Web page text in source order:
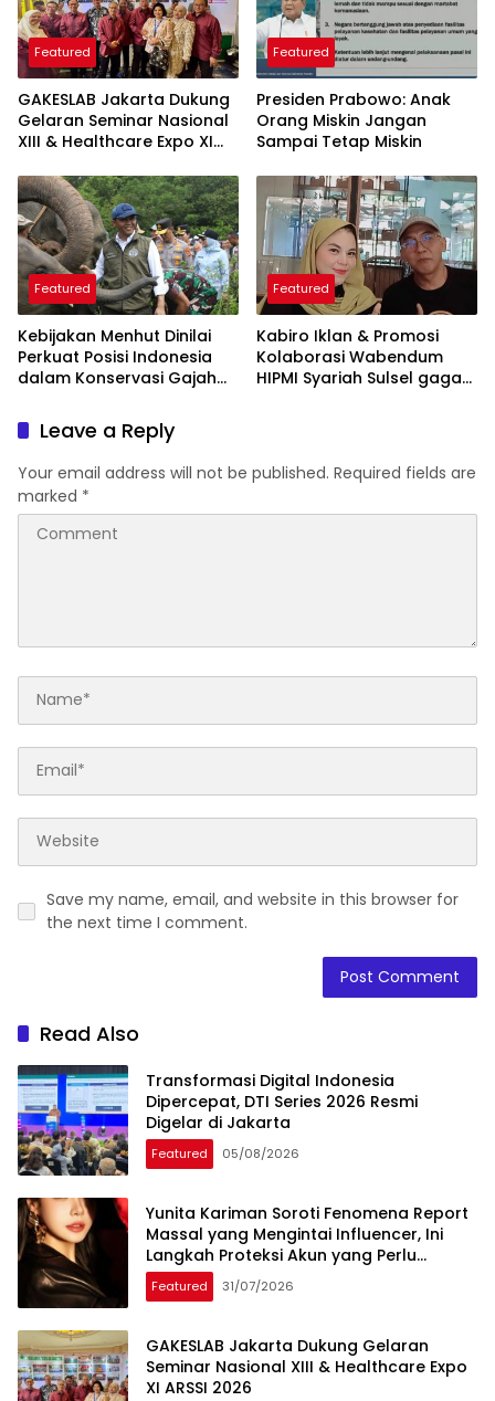
Featured
GAKESLAB Jakarta Dukung
Gelaran Seminar Nasional
XIII & Healthcare Expo XI
Featured
Presiden Prabowo: Anak
Orang Miskin Jangan
Sampai Tetap Miskin
Featured
Kebijakan Menhut Dinilai
Perkuat Posisi Indonesia
dalam Konservasi Gajah
Featured
Kabiro Iklan & Promosi
Kolaborasi Wabendum
HIPMI Syariah Sulsel gagas
Leave a Reply
Your email address will not be published. Required fields are
marked *
Save my name, email, and website in this browser for
the next time I comment.
Read Also
Transformasi Digital Indonesia
Dipercepat, DTI Series 2026 Resmi
Digelar di Jakarta
Featured 05/08/2026
Yunita Kariman Soroti Fenomena Report
Massal yang Mengintai Influencer, Ini
Langkah Proteksi Akun yang Perlu
Diketahui
Featured 31/07/2026
GAKESLAB Jakarta Dukung Gelaran
Seminar Nasional XIII & Healthcare Expo
XI ARSSI 2026